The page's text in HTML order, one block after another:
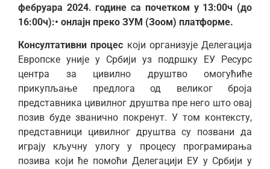
фебруара 2024. године са почетком у 13:00ч (до
16:00ч):• онлајн преко ЗУМ (Зоом) платформе.
Консултативни процес који организује Делегација
Европске уније у Србији уз подршку ЕУ Ресурс
центра за цивилно друштво омогућиће
прикупљање предлога од великог броја
представника цивилног друштва пре него што овај
позив буде званично покренут. У том контексту,
представници цивилног друштва су позвани да
играју кључну улогу у процесу програмирања
позива који ће помоћи Делегацији ЕУ у Србији у